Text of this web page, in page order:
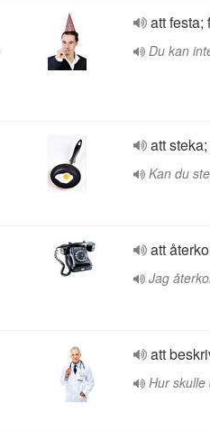
att festa;
Du kan
att
Kan du
att
Jag
att
Hur